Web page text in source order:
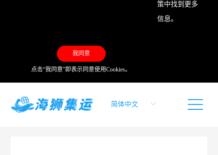
策中找到更多
信息。
我同意
点击“我同意”即表示同意使用Cookies。